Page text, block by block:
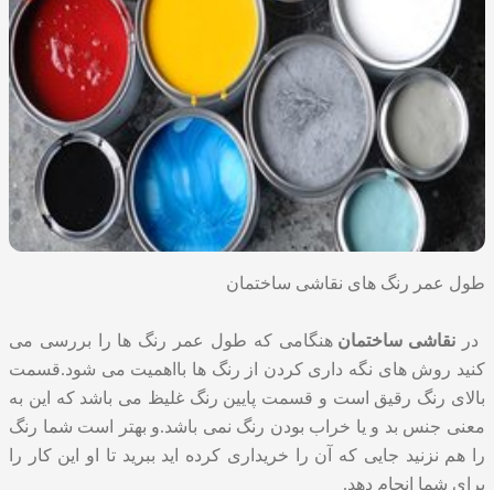
طول عمر رنگ های نقاشی ساختمان
در نقاشی ساختمان هنگامی که طول عمر رنگ ها را بررسی می
کنید روش های نگه داری کردن از رنگ ها بااهمیت می شود.قسمت
بالای رنگ رقیق است و قسمت پایین رنگ غلیظ می باشد که این به
معنی جنس بد و یا خراب بودن رنگ نمی باشد.و بهتر است شما رنگ
را هم نزنید جایی که آن را خریداری کرده اید ببرید تا او این کار را
برای شما انجام دهد.